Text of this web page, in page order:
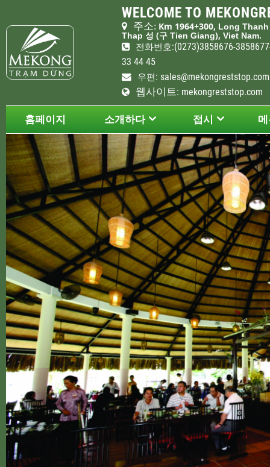
WELCOME TO
주소: Km 1964+300, Long
Thap 성 (구 Tien Giang), Viet Nam.
전화번호:(0273)3858676-
33 44 45
우편 :
웹사이트: mekongreststop.com
홈페이지 소개하다 접시